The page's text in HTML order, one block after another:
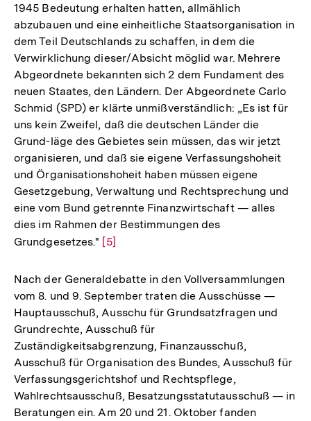
1945 Bedeutung erhalten hatten, allmählich
abzubauen und eine einheitliche Staatsorganisation in
dem Teil Deutschlands zu schaffen, in dem die
Verwirklichung dieser/Absicht möglid war. Mehrere
Abgeordnete bekannten sich 2 dem Fundament des
neuen Staates, den Ländern. Der Abgeordnete Carlo
Schmid (SPD) er klärte unmißverständlich: „Es ist für
uns kein Zweifel, daß die deutschen Länder die
Grund-läge des Gebietes sein müssen, das wir jetzt
organisieren, und daß sie eigene Verfassungshoheit
und Örganisationshoheit haben müssen eigene
Gesetzgebung, Verwaltung und Rechtsprechung und
eine vom Bund getrennte Finanzwirtschaft — alles
dies im Rahmen der Bestimmungen des
Grundgesetzes." Zur
der
Fußnote
[5]
Nach der Generaldebatte in den Vollversammlungen
vom 8. und 9. September traten die Ausschüsse —
Hauptausschuß, Ausschu für Grundsatzfragen und
Grundrechte, Ausschuß für
Zuständigkeitsabgrenzung, Finanzausschuß,
Ausschuß für Organisation des Bundes, Ausschuß für
Verfassungsgerichtshof und Rechtspflege,
Wahlrechtsausschuß, Besatzungsstatutausschuß — in
Beratungen ein. Am 20 und 21. Oktober fanden